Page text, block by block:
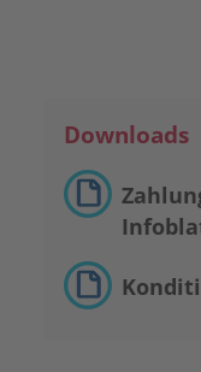
Downloads